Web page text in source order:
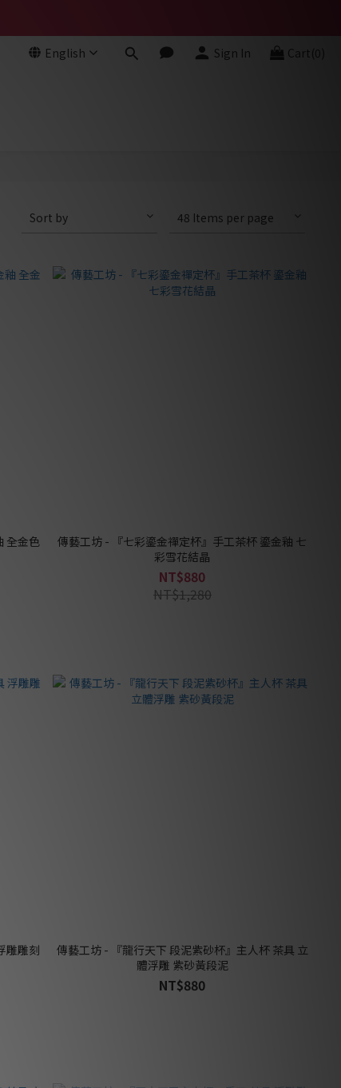
English Sign In Cart(0)
Sort by 48 Items per page
全金色
傳藝工坊 - 『七彩鎏金禪定杯』手工茶杯 鎏金釉 七
彩雪花結晶
NT$880
NT$1,280
雕雕刻
傳藝工坊 - 『龍行天下 段泥紫砂杯』主人杯 茶具 立
體浮雕 紫砂黃段泥
NT$880